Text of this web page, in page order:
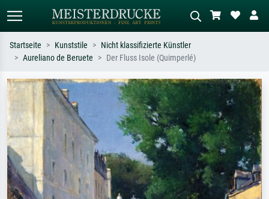
Suchen Sie nach Künstlern, Werktiteln
oder Stilen – z.B. Monet,
Sternennacht, Impressionismus, Welle
Hokusai, Akt.
Beschreiben Sie die Szene – z.B. Grüne
Wiese, Abstrakt mit viel Rot, Dunkles
Ölgemälde, Stehender Akt neben einem
Baum.
Startseite Kunststile
Nicht klassifizierte Künstler
Aureliano de Beruete
Der Fluss Isole (Quimperlé)